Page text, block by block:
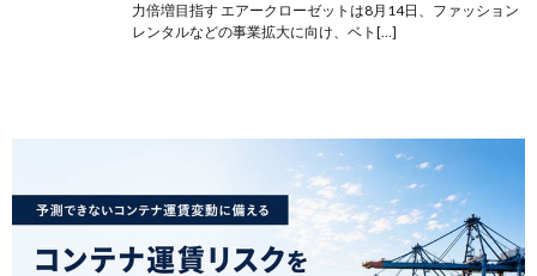
力倍増目指す ​エアークローゼットは8月14日、ファッション
レンタルなどの事業拡大に向け、ベト[…]